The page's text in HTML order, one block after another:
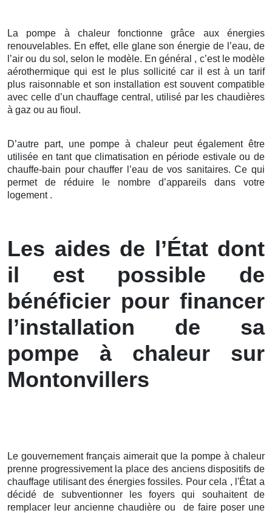
La pompe à chaleur fonctionne grâce aux énergies
renouvelables. En effet, elle glane son énergie de l’eau, de
l’air ou du sol, selon le modèle. En général , c’est le modèle
aérothermique qui est le plus sollicité car il est à un tarif
plus raisonnable et son installation est souvent compatible
avec celle d’un chauffage central, utilisé par les chaudières
à gaz ou au fioul.
D’autre part, une pompe à chaleur peut également être
utilisée en tant que climatisation en période estivale ou de
chauffe-bain pour chauffer l’eau de vos sanitaires. Ce qui
permet de réduire le nombre d’appareils dans votre
logement .
Les aides de l’État dont
il est possible de
bénéficier pour financer
l’installation de sa
pompe à chaleur sur
Montonvillers
Le gouvernement français aimerait que la pompe à chaleur
prenne progressivement la place des anciens dispositifs de
chauffage utilisant des énergies fossiles. Pour cela , l'État a
décidé de subventionner les foyers qui souhaitent de
remplacer leur ancienne chaudière ou de faire poser une